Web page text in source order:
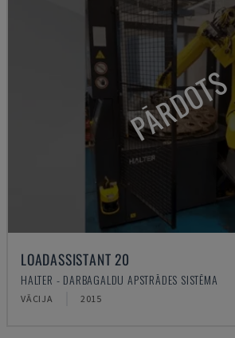
PĀRDOTS
LOADASSISTANT 20
HALTER - DARBAGALDU APSTRĀDES SISTĒMA
VĀCIJA 2015